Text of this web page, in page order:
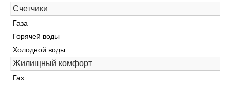
Счетчики
Газа
Горячей воды
Холодной воды
Жилищный комфорт
Газ